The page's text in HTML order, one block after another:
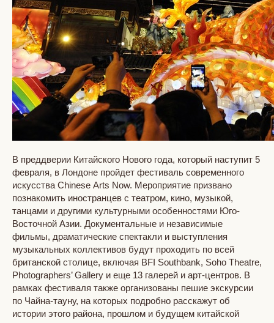
В преддверии Китайского Нового года, который наступит 5
февраля, в Лондоне пройдет фестиваль современного
искусства Chinese Arts Now. Мероприятие призвано
познакомить иностранцев с театром, кино, музыкой,
танцами и другими культурными особенностями Юго-
Восточной Азии. Документальные и независимые
фильмы, драматические спектакли и выступления
музыкальных коллективов будут проходить по всей
британской столице, включая BFI Southbank, Soho Theatre,
Photographers’ Gallery и еще 13 галерей и арт-центров. В
рамках фестиваля также организованы пешие экскурсии
по Чайна-тауну, на которых подробно расскажут об
истории этого района, прошлом и будущем китайской